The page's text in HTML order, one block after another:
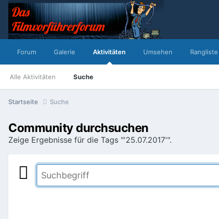
Forum Galerie Aktivitäten
Alle Aktivitäten Suche
Umsehen Rangliste
Startseite Suche
Community durchsuchen
Zeige Ergebnisse für die Tags "'25.07.2017'".